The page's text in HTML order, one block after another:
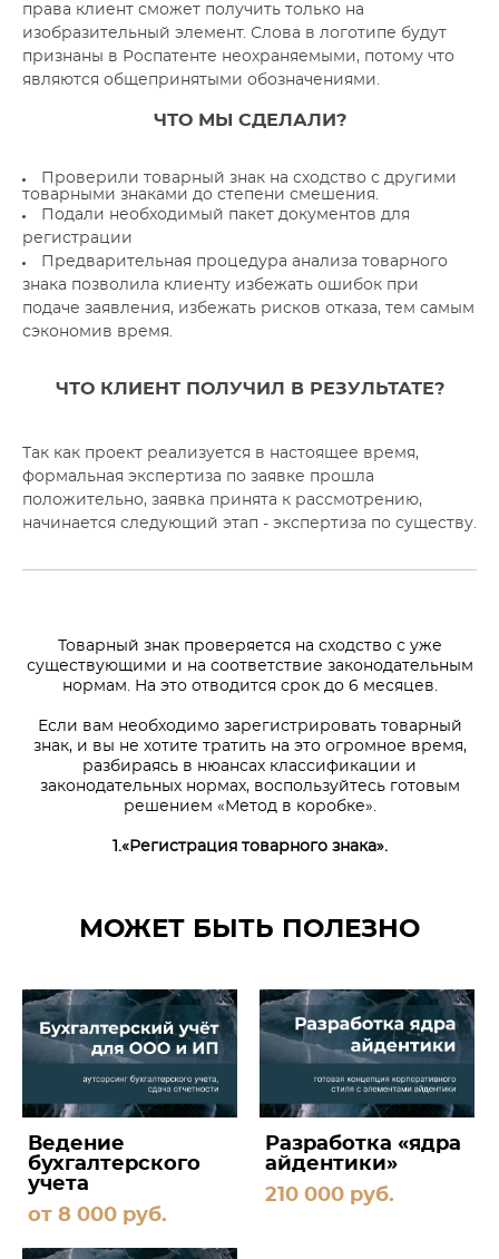
права клиент сможет получить только на
изобразительный элемент. Слова в логотипе будут
признаны в Роспатенте неохраняемыми, потому что
являются общепринятыми обозначениями.
ЧТО МЫ СДЕЛАЛИ?
Проверили товарный знак на сходство с другими
товарными знаками до степени смешения.
Подали необходимый пакет документов для
регистрации
Предварительная процедура анализа товарного
знака позволила клиенту избежать ошибок при
подаче заявления, избежать рисков отказа, тем самым
сэкономив время.
ЧТО КЛИЕНТ ПОЛУЧИЛ В РЕЗУЛЬТАТЕ?
Так как проект реализуется в настоящее время,
формальная экспертиза по заявке прошла
положительно, заявка принята к рассмотрению,
начинается следующий этап - экспертиза по существу.
Товарный знак проверяется на сходство с уже
существующими и на соответствие законодательным
нормам. На это отводится срок до 6 месяцев.
Если вам необходимо зарегистрировать товарный
знак, и вы не хотите тратить на это огромное время,
разбираясь в нюансах классификации и
законодательных нормах, воспользуйтесь готовым
решением «Метод в коробке».
1.«Регистрация товарного знака».
МОЖЕТ БЫТЬ ПОЛЕЗНО
Ведение
бухгалтерского
учета
от 8 000 pуб.
Разработка «ядра
айдентики»
210 000 pуб.